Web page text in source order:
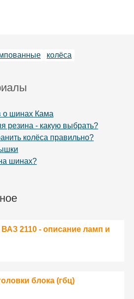
колёса
о шинах Кама
резина - какую выбрать?
колёса правильно?
шинах?
2110 - описание ламп и
блока (гбц)